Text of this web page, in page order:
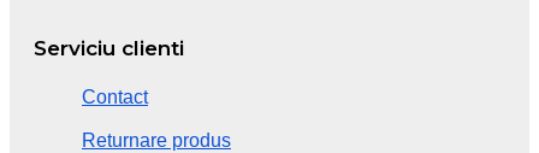
Serviciu clienti
Contact
Returnare produs